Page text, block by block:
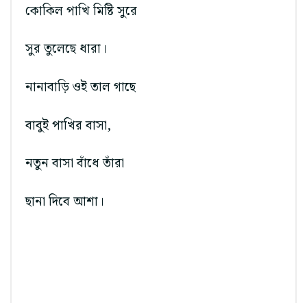
কোকিল পাখি মিষ্টি সুরে
সুর তুলেছে ধারা।
নানাবাড়ি ওই তাল গাছে
বাবুই পাখির বাসা,
নতুন বাসা বাঁধে তাঁরা
ছানা দিবে আশা।